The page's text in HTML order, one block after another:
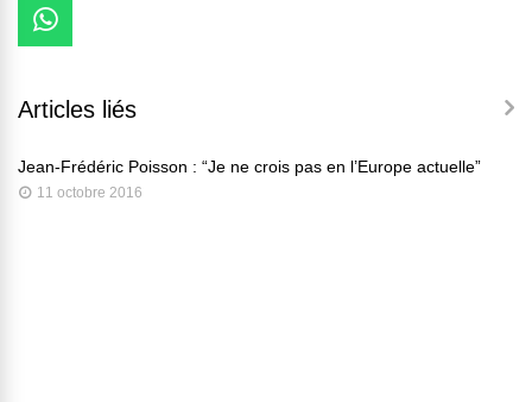
Articles liés
Jean-Frédéric Poisson : “Je ne crois pas en l’Europe actuelle”
11 octobre 2016